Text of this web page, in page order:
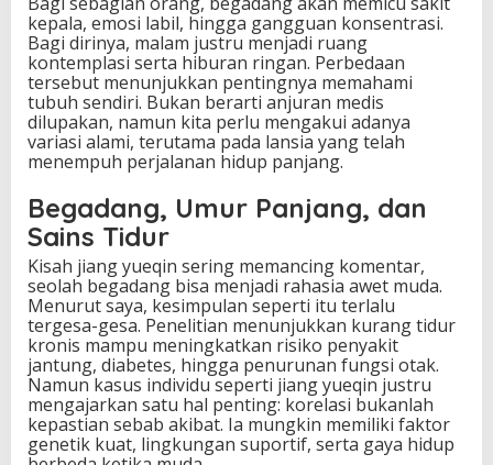
kepala, emosi labil, hingga gangguan konsentrasi.
Bagi dirinya, malam justru menjadi ruang
kontemplasi serta hiburan ringan. Perbedaan
tersebut menunjukkan pentingnya memahami
tubuh sendiri. Bukan berarti anjuran medis
dilupakan, namun kita perlu mengakui adanya
variasi alami, terutama pada lansia yang telah
menempuh perjalanan hidup panjang.
Begadang, Umur Panjang, dan
Sains Tidur
Kisah jiang yueqin sering memancing komentar,
seolah begadang bisa menjadi rahasia awet muda.
Menurut saya, kesimpulan seperti itu terlalu
tergesa-gesa. Penelitian menunjukkan kurang tidur
kronis mampu meningkatkan risiko penyakit
jantung, diabetes, hingga penurunan fungsi otak.
Namun kasus individu seperti jiang yueqin justru
mengajarkan satu hal penting: korelasi bukanlah
kepastian sebab akibat. Ia mungkin memiliki faktor
genetik kuat, lingkungan suportif, serta gaya hidup